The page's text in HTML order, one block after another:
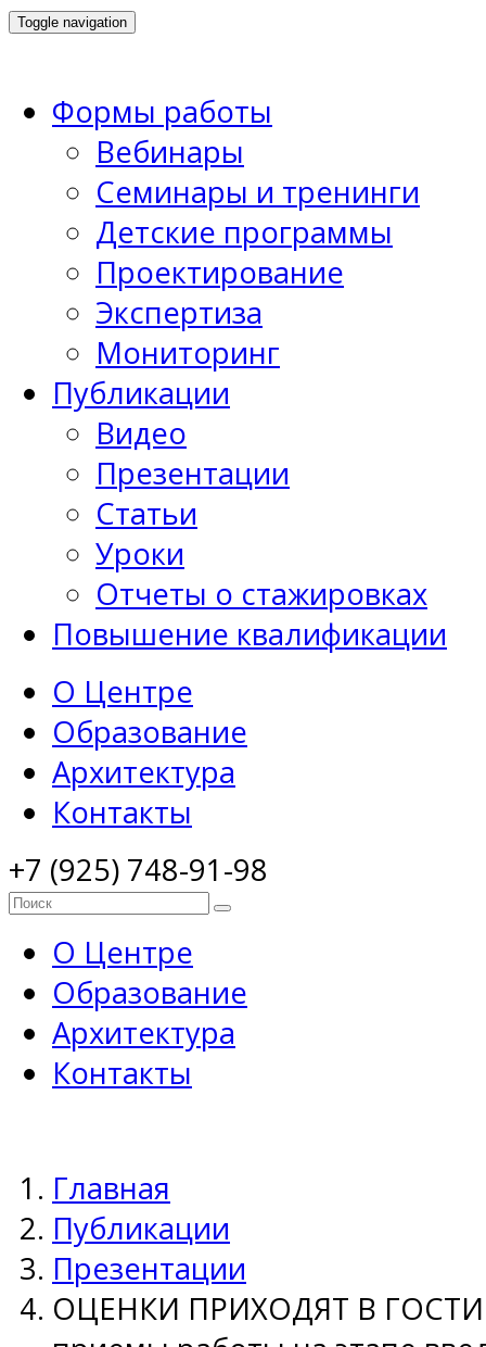
Toggle navigation
Формы работы
Вебинары
Семинары и тренинги
Детские программы
Проектирование
Экспертиза
Мониторинг
Публикации
Видео
Презентации
Статьи
Уроки
Отчеты о стажировках
Повышение квалификации
О Центре
Образование
Архитектура
Контакты
+7 (925) 748-91-98
О Центре
Образование
Архитектура
Контакты
Главная
Публикации
Презентации
ОЦЕНКИ ПРИХОДЯТ В ГОСТИ: